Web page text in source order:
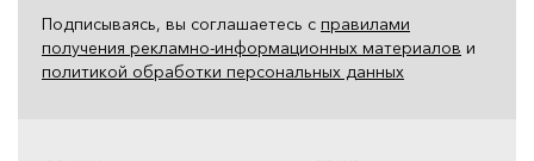
Подписываясь, вы соглашаетесь с правилами
получения рекламно-информационных материалов и
политикой обработки персональных данных